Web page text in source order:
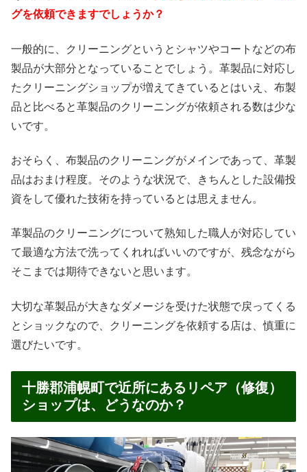
グを依頼できますでしょうか？
一般的に、クリーニングというとシャツやコートなどの布
製品が大部分となっていることでしょう。革製品に対応し
たクリーニングショップが増えてきているとはいえ、布製
品と比べると革製品のクリーニングが依頼される数は少な
いです。
おそらく、布製品のクリーニングがメインであって、革製
品はおまけ程度。そのような状況で、きちんとした設備投
資をして優れた技術を持っているとは思えません。
革製品のクリーニングについて熟知した職人が対応してい
て最適な方法で洗ってくれればいいのですが、残念ながら
そこまでは期待できないと思います。
大切な革製品が大きなダメージを受けた状態で戻ってくる
とショックなので、クリーニングを依頼する店は、慎重に
選びたいです。
十勝郡浦幌町で近所にあるリペア（修復）
ショップは、どうなのか？